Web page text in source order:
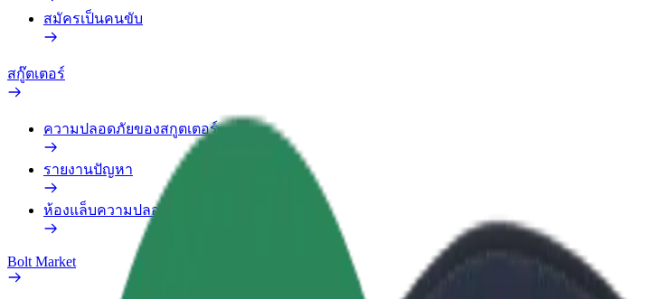
สมัครเป็นคนขับ
สกู๊ตเตอร์
ความปลอดภัยของสกูตเตอร์
รายงานปัญหา
ห้องแล็บความปลอดภัย
Bolt Market